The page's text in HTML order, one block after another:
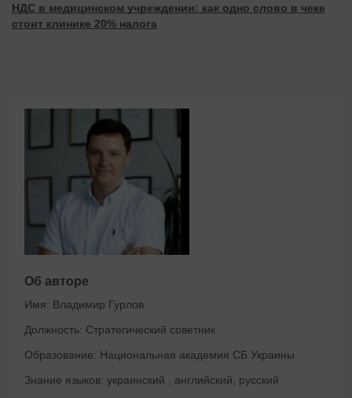
НДС в медицинском учреждении: как одно слово в чеке
стоит клинике 20% налога
Об авторе
Имя: Владимир Гурлов
Должность: Стратегический советник
Образование: Национальная академия СБ Украины
Знание языков: украинский , английский, русский